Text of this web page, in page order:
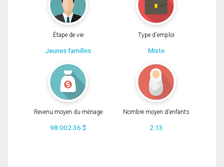
Étape de vie
Jeunes familles
Type d'emploi
Mixte
Revenu moyen du ménage
98 002.36 $
Nombre moyen d'enfants
2.13